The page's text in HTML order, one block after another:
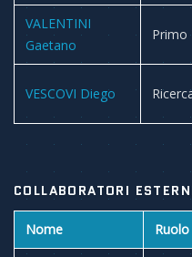
VALENTINI
Gaetano
Primo
VESCOVI Diego
COLLABORATORI
Nome Ruolo